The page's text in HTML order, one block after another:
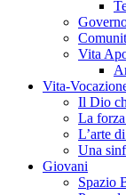
Vita
Vita-
Il Dio
La
L’arte
Una
Giovani
Spazio